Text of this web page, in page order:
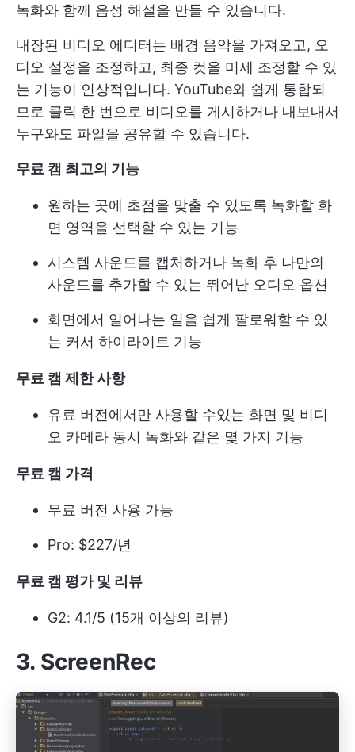
녹화와 함께 음성 해설을 만들 수 있습니다.
내장된 비디오 에디터는 배경 음악을 가져오고, 오
디오 설정을 조정하고, 최종 컷을 미세 조정할 수 있
는 기능이 인상적입니다. YouTube와 쉽게 통합되
므로 클릭 한 번으로 비디오를 게시하거나 내보내서
누구와도 파일을 공유할 수 있습니다.
무료 캠 최고의 기능
원하는 곳에 초점을 맞출 수 있도록 녹화할 화
면 영역을 선택할 수 있는 기능
시스템 사운드를 캡처하거나 녹화 후 나만의
사운드를 추가할 수 있는 뛰어난 오디오 옵션
화면에서 일어나는 일을 쉽게 팔로워할 수 있
는 커서 하이라이트 기능
무료 캠 제한 사항
유료 버전에서만 사용할 수있는 화면 및 비디
오 카메라 동시 녹화와 같은 몇 가지 기능
무료 캠 가격
무료 버전 사용 가능
Pro: $227/년
무료 캠 평가 및 리뷰
G2: 4.1/5 (15개 이상의 리뷰)
3. ScreenRec